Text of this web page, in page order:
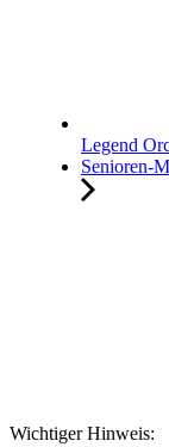
Legend
Senioren-
Wichtiger Hinweis: